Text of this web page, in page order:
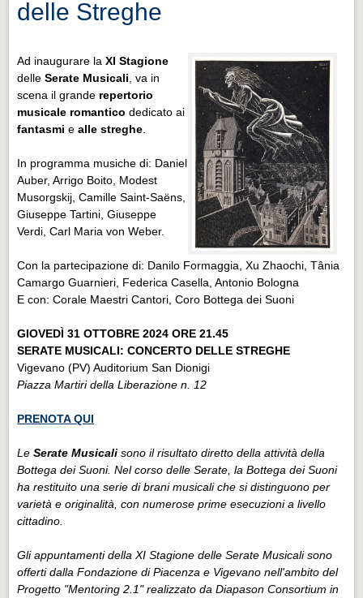
delle Streghe
Ad inaugurare laXI Stagione
delle Serate Musicali , va in
scena il grande repertorio
musicale romanticodedicato ai
fantasmie alle streghe
In programma musiche di: Daniel
Auber, Arrigo Boito, Modest
Musorgskij, Camille Saint-Saëns,
Giuseppe Tartini, Giuseppe
Verdi, Carl Maria von Weber.
Con la partecipazione di: Danilo Formaggia, Xu Zhaochi, Tânia
Camargo Guarnieri, Federica Casella, Antonio Bologna
E con: Corale Maestri Cantori, Coro Bottega dei Suoni
GIOVEDÌ 31 OTTOBRE 2024 ORE 21.45
SERATE MUSICALI: CONCERTO DELLE STREGHE
Vigevano (PV) Auditorium San Dionigi
Piazza Martiri della Liberazione n. 12
PRENOTA QUI
LeSerate Musicali sono il risultato diretto della attività della
Bottega dei Suoni. Nel corso delle Serate, la Bottega dei Suoni
ha restituito una serie di brani musicali che si distinguono per
varietà e originalità, con numerose prime esecuzioni a livello
cittadino.
Gli appuntamenti della XI Stagione delle Serate Musicali sono
offerti dalla Fondazione di Piacenza e Vigevano nell'ambito del
Progetto "Mentoring 2.1" realizzato da Diapason Consortium in